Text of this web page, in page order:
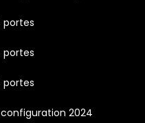
portes
portes
portes
2024